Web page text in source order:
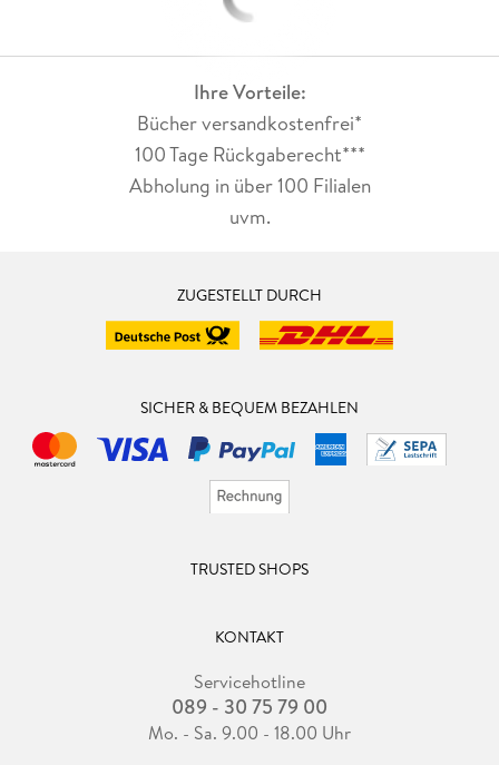
Ihre Vorteile:
Bücher versandkostenfrei*
100 Tage Rückgaberecht***
Abholung in über 100 Filialen
uvm.
ZUGESTELLT DURCH
SICHER & BEQUEM BEZAHLEN
TRUSTED SHOPS
KONTAKT
Servicehotline
089 - 30 75 79 00
Mo. - Sa. 9.00 - 18.00 Uhr